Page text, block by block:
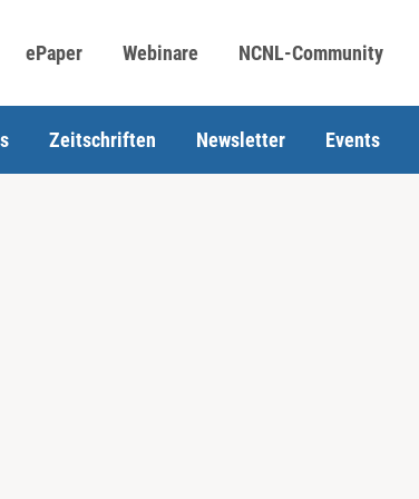
ePaper Webinare NCNL-Community
Zeitschriften Newsletter Events